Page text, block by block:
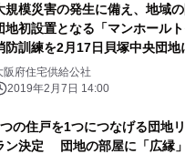
規模災害の発生に備え、地域
地初設置となる「マンホール
防訓練を2月17日貝塚中央団地
阪府住宅供給公社
2019年2月7日 14:00
の住戸を1つにつなげる団地
ン決定 団地の部屋に「広縁